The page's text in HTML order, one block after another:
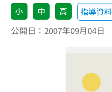
小 中 高 指導資料
公開日： 2007年09月04日